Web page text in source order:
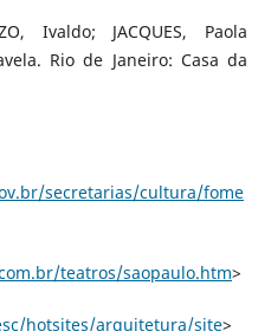
Ivaldo; JACQUES, Paola
Rio de Janeiro: Casa da
secretarias/cultura/fome
teatros/saopaulo.htm>
hotsites/arquitetura/site>